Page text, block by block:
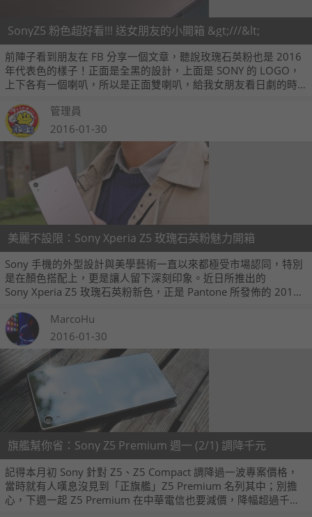
SonyZ5 粉色超好看!!! 送女朋友的小開箱 &gt;///&lt;
前陣子看到朋友在 FB 分享一個文章，聽說玫瑰石英粉也是 2016
年代表色的樣子！正面是全黑的設計，上面是 SONY 的 LOGO，
上下各有一個喇叭，所以是正面雙喇叭，給我女朋友看日劇的時
管理員
2016-01-30
美麗不設限：Sony Xperia Z5 玫瑰石英粉魅力開箱
Sony 手機的外型設計與美學藝術一直以來都極受市場認同，特別
是在顏色搭配上，更是讓人留下深刻印象。近日所推出的
Sony Xperia Z5 玫瑰石英粉新色，正是 Pantone 所發佈的 2016
男生的我也深深著迷，今天就透過實機開箱一起來體驗 Xperia Z5
玫瑰石英粉色的誘人之處。
MarcoHu
2016-01-30
旗艦幫你省：Sony Z5 Premium 週一 (2/1) 調降千元
記得本月初 Sony 針對 Z5、Z5 Compact 調降過一波專案價格，
當時就有人嘆息沒見到「正旗艦」Z5 Premium 名列其中；別擔
心，下週一起 Z5 Premium 在中華電信也要減價，降幅超過千